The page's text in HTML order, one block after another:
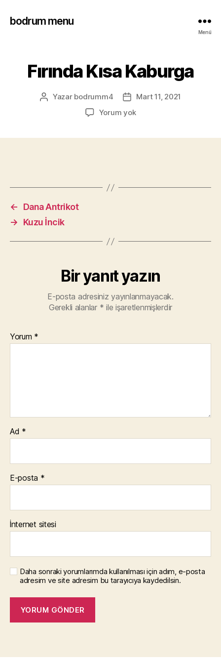
bodrum menu
Menü
Fırında Kısa Kaburga
Yazar bodrumm4
Mart 11, 2021
Yorum yok
←
Dana Antrikot
→
Kuzu İncik
Bir yanıt yazın
E-posta adresiniz yayınlanmayacak.
Gerekli alanlar * ile işaretlenmişlerdir
Yorum *
Ad *
E-posta *
İnternet sitesi
Daha sonraki yorumlarımda kullanılması için adım, e-posta
adresim ve site adresim bu tarayıcıya kaydedilsin.